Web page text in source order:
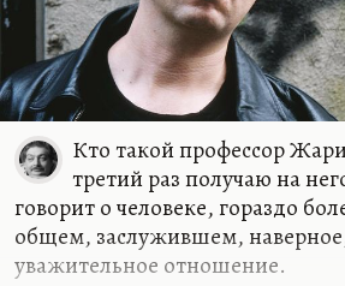
Кто такой профессор
третий раз получаю на
говорит о человеке, гораздо
общем, заслужившем,
уважительное отношение.